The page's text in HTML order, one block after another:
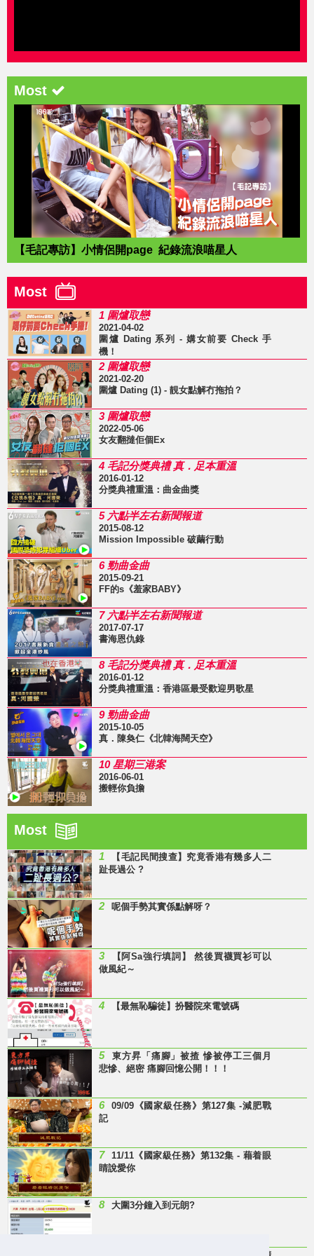
Most
【毛記專訪】小情侶開page 紀錄流浪喵星人
Most
1 圍爐取戀
2021-04-02
圍爐 Dating 系列 - 媾女前要 Check 手
機！
2 圍爐取戀
2021-02-20
圍爐 Dating (1) - 靚女點解冇拖拍？
3 圍爐取戀
2022-05-06
女友翻撻佢個Ex
4 毛記分獎典禮 真．足本重溫
2016-01-12
分獎典禮重溫：曲金曲獎
5 六點半左右新聞報道
2015-08-12
Mission Impossible 破繭行動
6 勁曲金曲
2015-09-21
FF的s《羞家BABY》
7 六點半左右新聞報道
2017-07-17
書海恩仇錄
8 毛記分獎典禮 真．足本重溫
2016-01-12
分獎典禮重溫：香港區最受歡迎男歌星
9 勁曲金曲
2015-10-05
真．陳奐仁《北韓海闊天空》
10 星期三港案
2016-06-01
搬輕你負擔
Most
1
【毛記民間搜查】究竟香港有幾多人二
趾長過公 ?
2 呢個手勢其實係點解呀？
3
【阿Sa強行填詞】 然後買襪買衫可以
做風紀～
4 【最無恥騙徒】扮醫院來電號碼
5
東方昇「痛腳」被揸 慘被停工三個月
悲慘、絕密 痛腳回憶公開！！！
6
09/09《國家級任務》第127集 -減肥戰
記
7
11/11《國家級任務》第132集 - 藉着眼
睛說愛你
8 大圍3分鐘入到元朗?